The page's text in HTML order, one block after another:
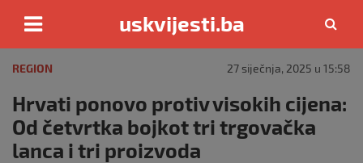
content
uskvijesti.ba
REGION 27 siječnja, 2025 u 15:58
Hrvati ponovo protiv visokih cijena:
Od četvrtka bojkot tri trgovačka
lanca i tri proizvoda